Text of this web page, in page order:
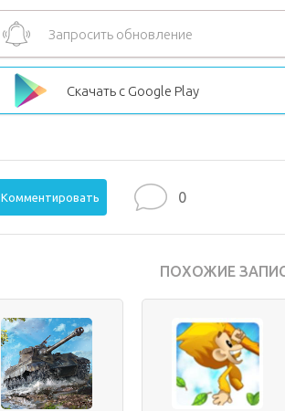
Запросить обновление
Скачать с Google Play
Комментировать 0
ПОХОЖИЕ